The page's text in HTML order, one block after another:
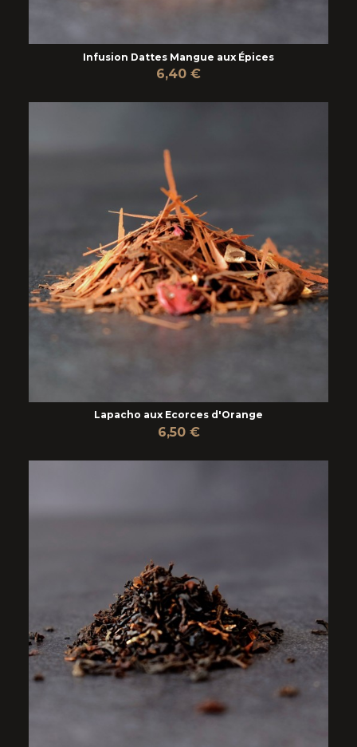
Infusion Dattes Mangue aux Épices
6,40 €
Lapacho aux Ecorces d'Orange
6,50 €